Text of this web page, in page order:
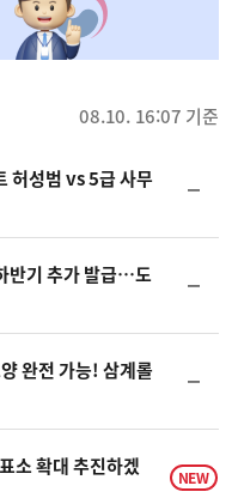
08.10. 16:07 기준
허성범 vs 5급 사무
일
반기 추가 발급…도
일
완전 가능! 삼계롤
일
소 확대 추진하겠
NEW